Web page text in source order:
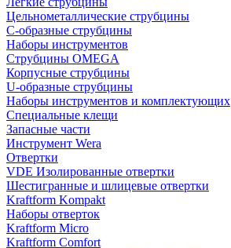
Цельнометаллические струбцины
C-образные струбцины
Наборы инструментов
Струбцины OMEGA
Корпусные струбцины
U-образные струбцины
Наборы инструментов и комплектующих
Специальные клещи
Запасные части
Инструмент Wera
Отвертки
VDE Изолированные отвертки
Шестигранные и шлицевые отвертки
Kraftform Kompakt
Наборы отверток
Kraftform Micro
Kraftform Comfort